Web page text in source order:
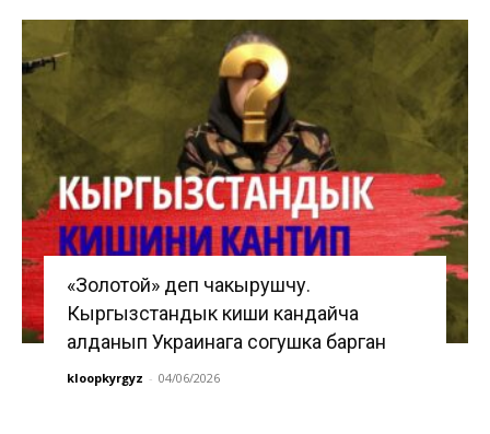
«Золотой» деп чакырушчу.
Кыргызстандык киши кандайча
алданып Украинага согушка барган
kloopkyrgyz - 04/06/2026